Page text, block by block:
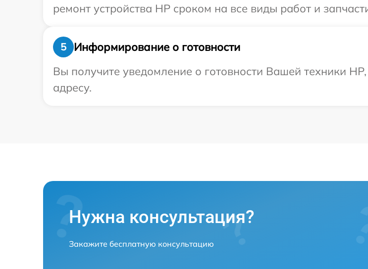
ремонт устройства HP сроком на все виды работ и
5
Информирование о готовности
Вы получите уведомление о готовности Вашей техники
адресу.
Нужна консультация?
Закажите бесплатную консультацию